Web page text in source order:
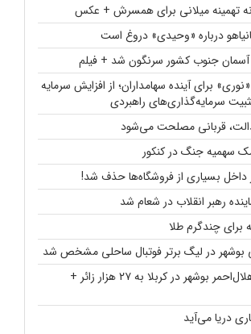
تهمینه میلانی برای همسرش + عکس
درباره «وحیدی» دروغ است
آسمان جنوب کشور سرنگون شد + فیلم
برای آینده سهامداران؛ از افزایش سرمایه
سرمایه‌گذاری‌های راهبردی
قربانی مصلحت می‌شود
سهمیه جنگ در کنکور
از داخل بسیاری از فروشگاه‌ها حذف شد!
رهبر انقلاب در شعام شد
بوشهر در لیگ برتر فوتبال ساحلی مشخص شد
خدمات درمانگاه هلال‌احمر بوشهر در کربلا به ۲۷ هزار زائر +
دریا می‌آید